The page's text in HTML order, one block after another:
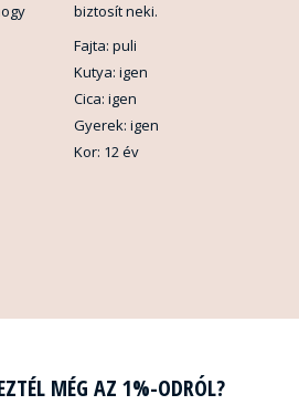
biztosít neki.
Fajta: puli
Kutya: igen
Cica: igen
Gyerek: igen
Kor: 12 év
MÉG AZ 1%-ODRÓL?